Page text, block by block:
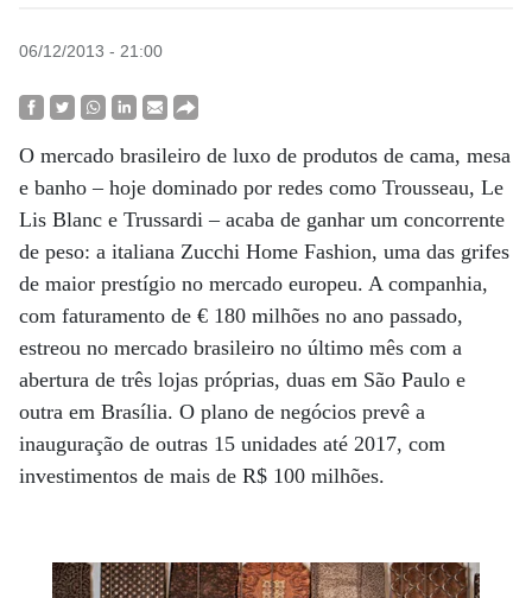
06/12/2013 - 21:00
O mercado brasileiro de luxo de produtos de cama, mesa
e banho – hoje dominado por redes como Trousseau, Le
Lis Blanc e Trussardi – acaba de ganhar um concorrente
de peso: a italiana Zucchi Home Fashion, uma das grifes
de maior prestígio no mercado europeu. A companhia,
com faturamento de € 180 milhões no ano passado,
estreou no mercado brasileiro no último mês com a
abertura de três lojas próprias, duas em São Paulo e
outra em Brasília. O plano de negócios prevê a
inauguração de outras 15 unidades até 2017, com
investimentos de mais de R$ 100 milhões.